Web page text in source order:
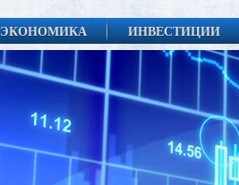
ЭКОНОМИКА ИНВЕСТИЦИИ